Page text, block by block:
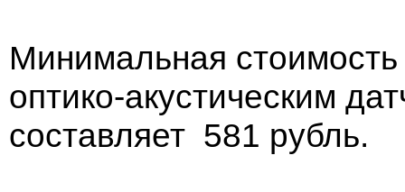
Минимальная стоимость
оптико-акустическим
составляет 581 рубль.